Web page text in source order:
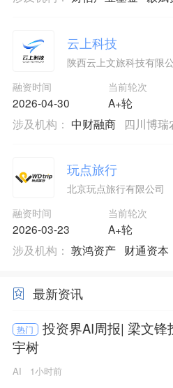
云上科技
陕西云上文旅科技有限
融资时间
2026-04-30
当前轮次
A+轮
涉及机构： 中财融商 四川博瑞
玩点旅行
北京玩点旅行有限公司
融资时间
2026-03-23
当前轮次
A+轮
涉及机构： 敦鸿资产 财通资本
最新资讯
热门
投资界AI周报| 梁文锋
宇树
AI 1小时前